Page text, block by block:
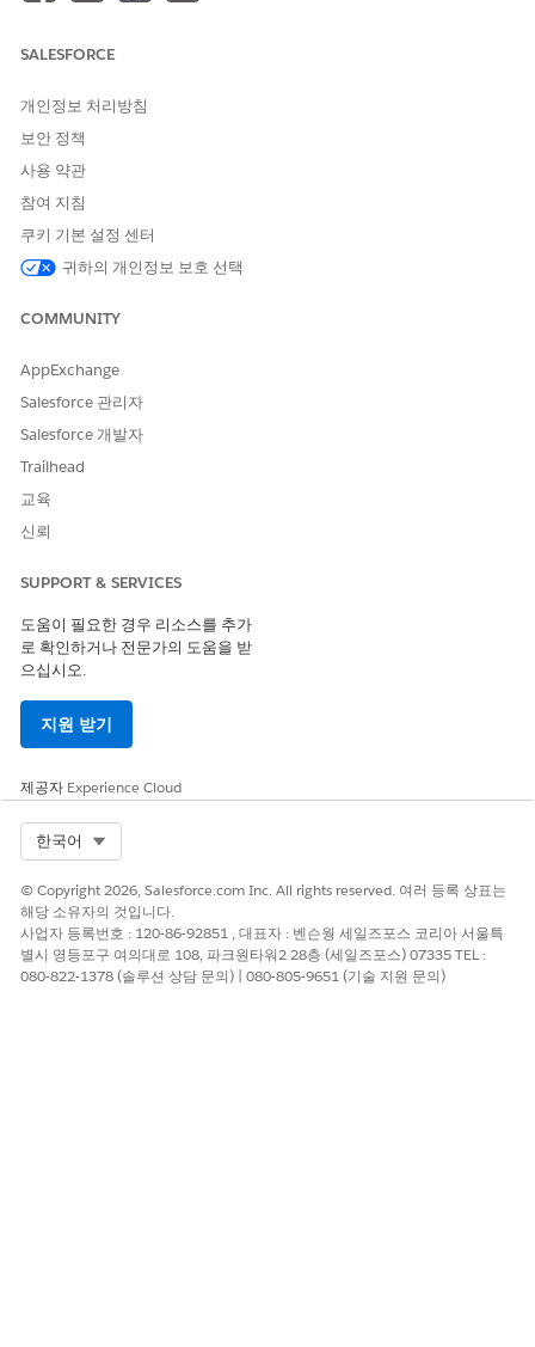
관리자에게 이해당사자가 노트를 검토하고 승인된 경우 자동으로
다음과 같은 경우에만 상호 작용 노트를 게시할 수 있습니다.
프로필에 상호 작용 요약 개체의 상호 작용 노트 게시됨 필드에 대
OR
권한을 부여합니다.
앱 시작 관리자에서
상호 작용 요약 탭에서 상호 작용 요약을 선택합니다.
변경 사항을 저장합니다.
다음 사항도 참조:
승인 프로세스 설정
예 아니요
SALESFORCE
개인정보 처리방침
보안 정책
사용 약관
참여 지침
쿠키 기본 설정 센터
귀하의 개인정보 보호 선택
COMMUNITY
AppExchange
Salesforce 관리자
Salesforce 개발자
Trailhead
교육
신뢰
SUPPORT & SERVICES
도움이 필요한 경우 리소스를 추가
로 확인하거나 전문가의 도움을 받
으십시오.
지원 받기
제공자 Experience Cloud
한국어
© Copyright 2026, Salesforce.com Inc. All rights reserved. 여러 등록 상표는
해당 소유자의 것입니다.
사업자 등록번호 : 120-86-92851 , 대표자 : 벤슨웡 세일즈포스 코리아 서울특
별시 영등포구 여의대로 108, 파크원타워2 28층 (세일즈포스) 07335 TEL :
080-822-1378 (솔루션 상담 문의) | 080-805-9651 (기술 지원 문의)